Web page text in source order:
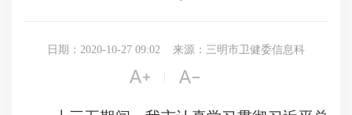
日期：2020-10-27 09:02 来源：三明市卫健委信息科
 